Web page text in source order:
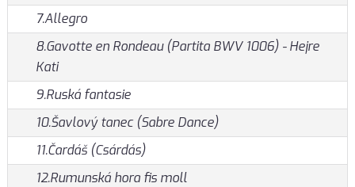
7.Allegro
8.Gavotte en Rondeau (Partita BWV 1006) - Hejre
Kati
9.Ruská fantasie
10.Šavlový tanec (Sabre Dance)
11.Čardáš (Csárdás)
12.Rumunská hora fis moll